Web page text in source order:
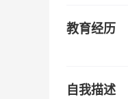
教育经历
自我描述